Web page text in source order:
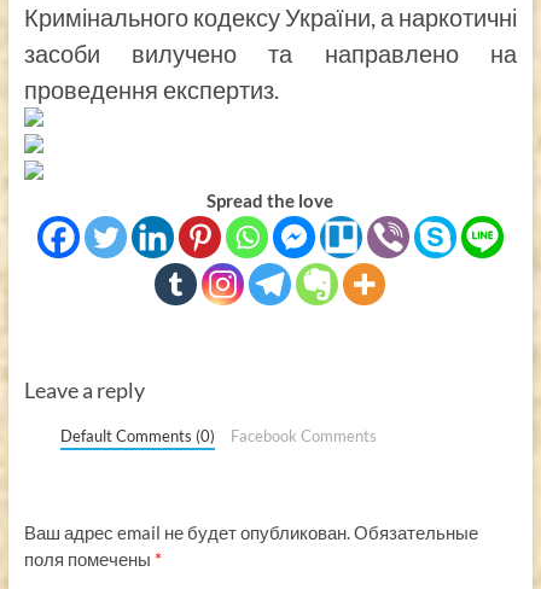
Кримінального кодексу України, а наркотичні
засоби вилучено та направлено на
проведення експертиз.
Spread the love
Leave a reply
Default Comments (0) Facebook Comments
Ваш адрес email не будет опубликован.Обязательные
поля помечены *